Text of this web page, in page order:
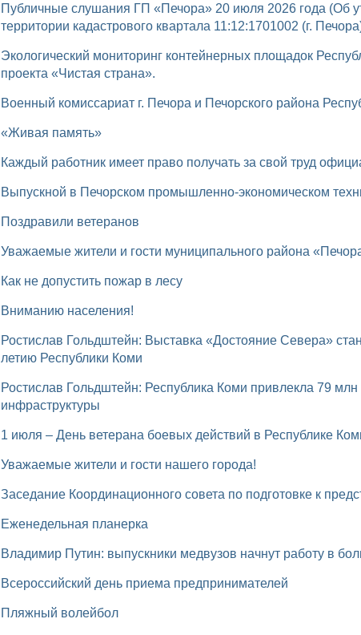
Публичные слушания ГП «Печора» 20 июля 2026 года (Об утверждении проекта межевания
территории кадастрового квартала 11:12:1701002 (г.
Экологический мониторинг контейнерных площадок Республики Коми в рамках федерального
проекта «Чистая страна».
Военный комиссариат г. Печора и Печорского района
«Живая память»
Каждый работник имеет право получать за свой труд
Выпускной в Печорском промышленно-экономическом
Поздравили ветеранов
Уважаемые жители и гости муниципального района
Как не допустить пожар в лесу
Вниманию населения!
Ростислав Гольдштейн: Выставка «Достояние Севера» станет одним из главных событий к 105-
летию Республики Коми
Ростислав Гольдштейн: Республика Коми привлекла 79 млн рублей на развитие молодежной
инфраструктуры
1 июля – День ветерана боевых действий в Республике
Уважаемые жители и гости нашего города!
Заседание Координационного совета по подготовке к
Еженедельная планерка
Владимир Путин: выпускники медвузов начнут работу в
Всероссийский день приема предпринимателей
Пляжный волейбол